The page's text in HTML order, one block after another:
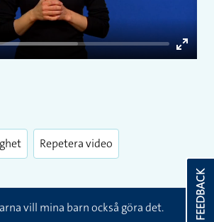
Enter
Repetera video
vill mina barn också göra det. FEEDBACK